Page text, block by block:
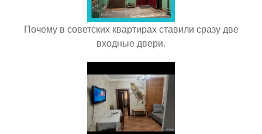
Почему в советских квартирах ставили сразу две
входные двери.